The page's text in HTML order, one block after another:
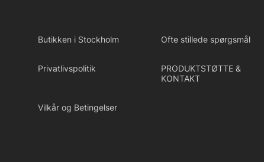
Butikken i Stockholm Ofte stillede spørgsmål
Privatlivspolitik
PRODUKTSTØTTE &
KONTAKT
Vilkår og Betingelser